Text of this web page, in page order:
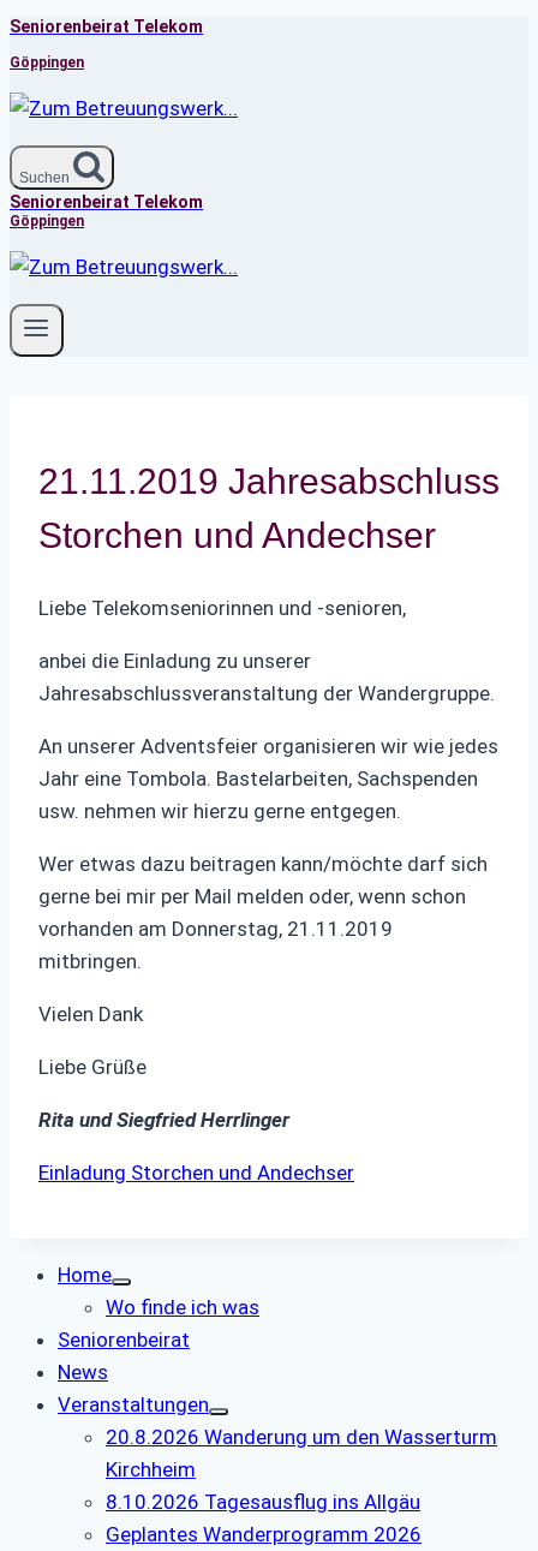
Zum
Inhalt
springen
Seniorenbeirat Telekom
Göppingen
Suchen
Seniorenbeirat Telekom
Göppingen
21.11.2019 Jahresabschluss
Storchen und Andechser
Liebe Telekomseniorinnen und -senioren,
anbei die Einladung zu unserer
Jahresabschlussveranstaltung der Wandergruppe.
An unserer Adventsfeier organisieren wir wie jedes
Jahr eine Tombola. Bastelarbeiten, Sachspenden
usw. nehmen wir hierzu gerne entgegen.
Wer etwas dazu beitragen kann/möchte darf sich
gerne bei mir per Mail melden oder, wenn schon
vorhanden am Donnerstag, 21.11.2019
mitbringen.
Vielen Dank
Liebe Grüße
Rita und Siegfried Herrlinger
Einladung Storchen und Andechser
Home
Wo finde ich was
Seniorenbeirat
News
Veranstaltungen
20.8.2026 Wanderung um den Wasserturm
Kirchheim
8.10.2026 Tagesausflug ins Allgäu
Geplantes Wanderprogramm 2026